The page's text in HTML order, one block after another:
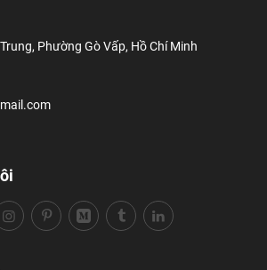
Phường Gò Vấp, Hồ Chí Minh